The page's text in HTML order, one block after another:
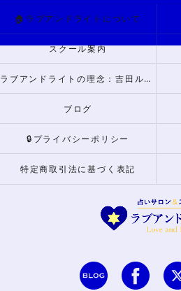
🏠ラブアンドライトについて
スクール案内
ラブアンドライトの理念：吉田ルナからのメッセージ
ブログ
🔒プライバシーポリシー
特定商取引法に基づく表記